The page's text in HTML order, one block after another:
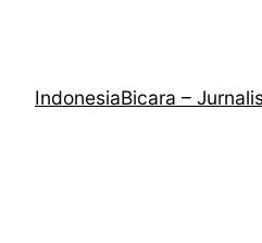
IndonesiaBicara –